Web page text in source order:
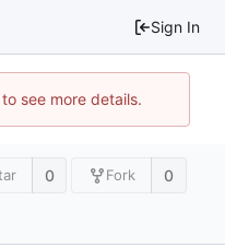
Sign In
see more details.
0 Fork 0